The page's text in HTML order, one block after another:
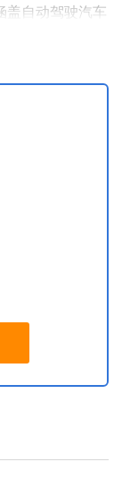
盖自动驾驶汽车
块、底盘和安
司已在该州进
....